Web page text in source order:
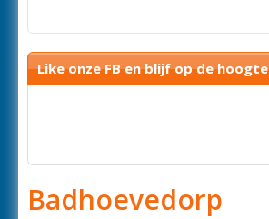
Like onze FB en blijf op de hoogte
Badhoevedorp